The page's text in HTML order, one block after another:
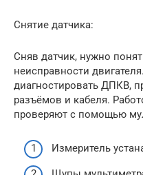
Снятие датчика:
Сняв датчик, нужно
неисправности
диагностировать ДПКВ,
разъёмов и кабеля.
проверяют с помощью
Измеритель